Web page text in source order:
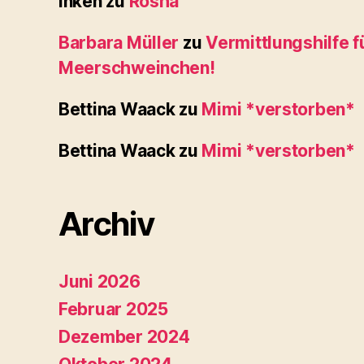
Barbara Müller zuVermittlungshilfe
Meerschweinchen!
Bettina Waackzu Mimi *verstorben*
Bettina Waackzu Mimi *verstorben*
Archiv
Juni 2026
Februar 2025
Dezember 2024